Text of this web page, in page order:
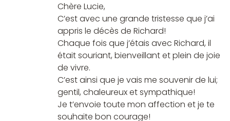
Chère Lucie,
C’est avec une grande tristesse que j’ai
appris le décès de Richard!
Chaque fois que j’étais avec Richard, il
était souriant, bienveillant et plein de joie
de vivre.
C’est ainsi que je vais me souvenir de lui;
gentil, chaleureux et sympathique!
Je t’envoie toute mon affection et je te
souhaite bon courage!